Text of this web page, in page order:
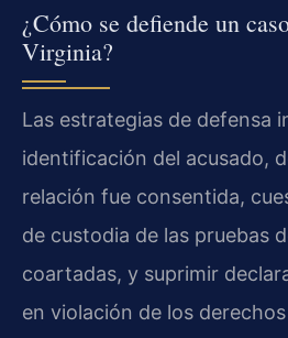
¿Cómo se defiende un
Virginia?
Las estrategias de defensa
identificación del acusado,
relación fue consentida,
de custodia de las pruebas
coartadas, y suprimir
en violación de los